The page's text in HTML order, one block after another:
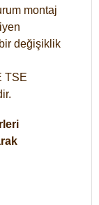
montaj
değişiklik
TSE